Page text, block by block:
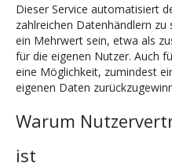
Dieser Service automatisiert
zahlreichen Datenhändlern zu
ein Mehrwert sein, etwa als
für die eigenen Nutzer. Auch
eine Möglichkeit, zumindest
eigenen Daten
Warum
ist